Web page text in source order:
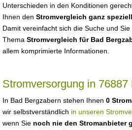
Unterschieden in den Konditionen
Ihnen den Stromvergleich ganz
Damit vereinfacht sich die Suche und
Thema Stromvergleich für Bad
allem komprimierte Informationen.
Stromversorgung in
In Bad Bergzabern stehen Ihnen 0
wir selbstverständlich in unseren
wenn Sie noch nie den Stromanbieter